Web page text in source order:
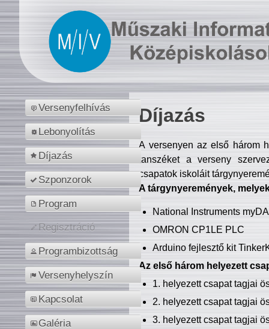
Versenyfelhívás
Lebonyolítás
Díjazás
Szponzorok
Program
Regisztráció
Programbizottság
Versenyhelyszín
Kapcsolat
Galéria
Díjazás
A versenyen az első három
tanszéket a verseny
csapatok iskoláit
A tárgynyeremények,
National Instruments
OMRON CP1LE PLC
Arduino fejlesztő kit
Az első három helyezett
1. helyezett csapat tagjai
2. helyezett csapat tagjai
3. helyezett csapat tagjai